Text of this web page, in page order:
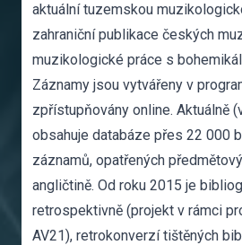
aktuální tuzemskou
zahraniční publikace českých
muzikologické práce s
Záznamy jsou vytvářeny v
zpřístupňovány online. Aktuálně
obsahuje databáze přes 22 000
záznamů, opatřených
angličtině. Od roku 2015 je
retrospektivně (projekt v rámci
AV21), retrokonverzí tištěných